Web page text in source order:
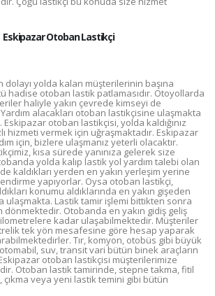
Eskipazar Otoban Lastikçi
dolayı yolda kalan müşterilerinin başına
hadise otoban lastik patlamasıdır. Otoyollarda
haliyle yakın çevrede kimseyi de
alacakları otoban lastikçisine ulaşmakta
otoban lastikçisi, yolda kaldığınız
hizmeti vermek için uğraşmaktadır. Eskipazar
için, bizlere ulaşmanız yeterli olacaktır.
kısa sürede yanınıza gelerek size
yolda kalıp lastik yol yardım talebi olan
kaldıkları yerden en yakın yerleşim yerine
yapıyorlar. Oysa otoban lastikçi,
konumu aldıklarında en yakın gişeden
ulaşmakta. Lastik tamir işlemi bittikten sonra
dönmektedir. Otobanda en yakın gidiş geliş
kadar ulaşabilmektedir. Müşteriler
tek yön mesafesine göre hesap yaparak
Tır, komyon, otobüs gibi büyük
suv, transit vari bütün binek araçların
otoban lastikçisi müşterilerimize
Otoban lastik tamirinde, stepne takma, fitil
veya yeni lastik temini gibi bütün